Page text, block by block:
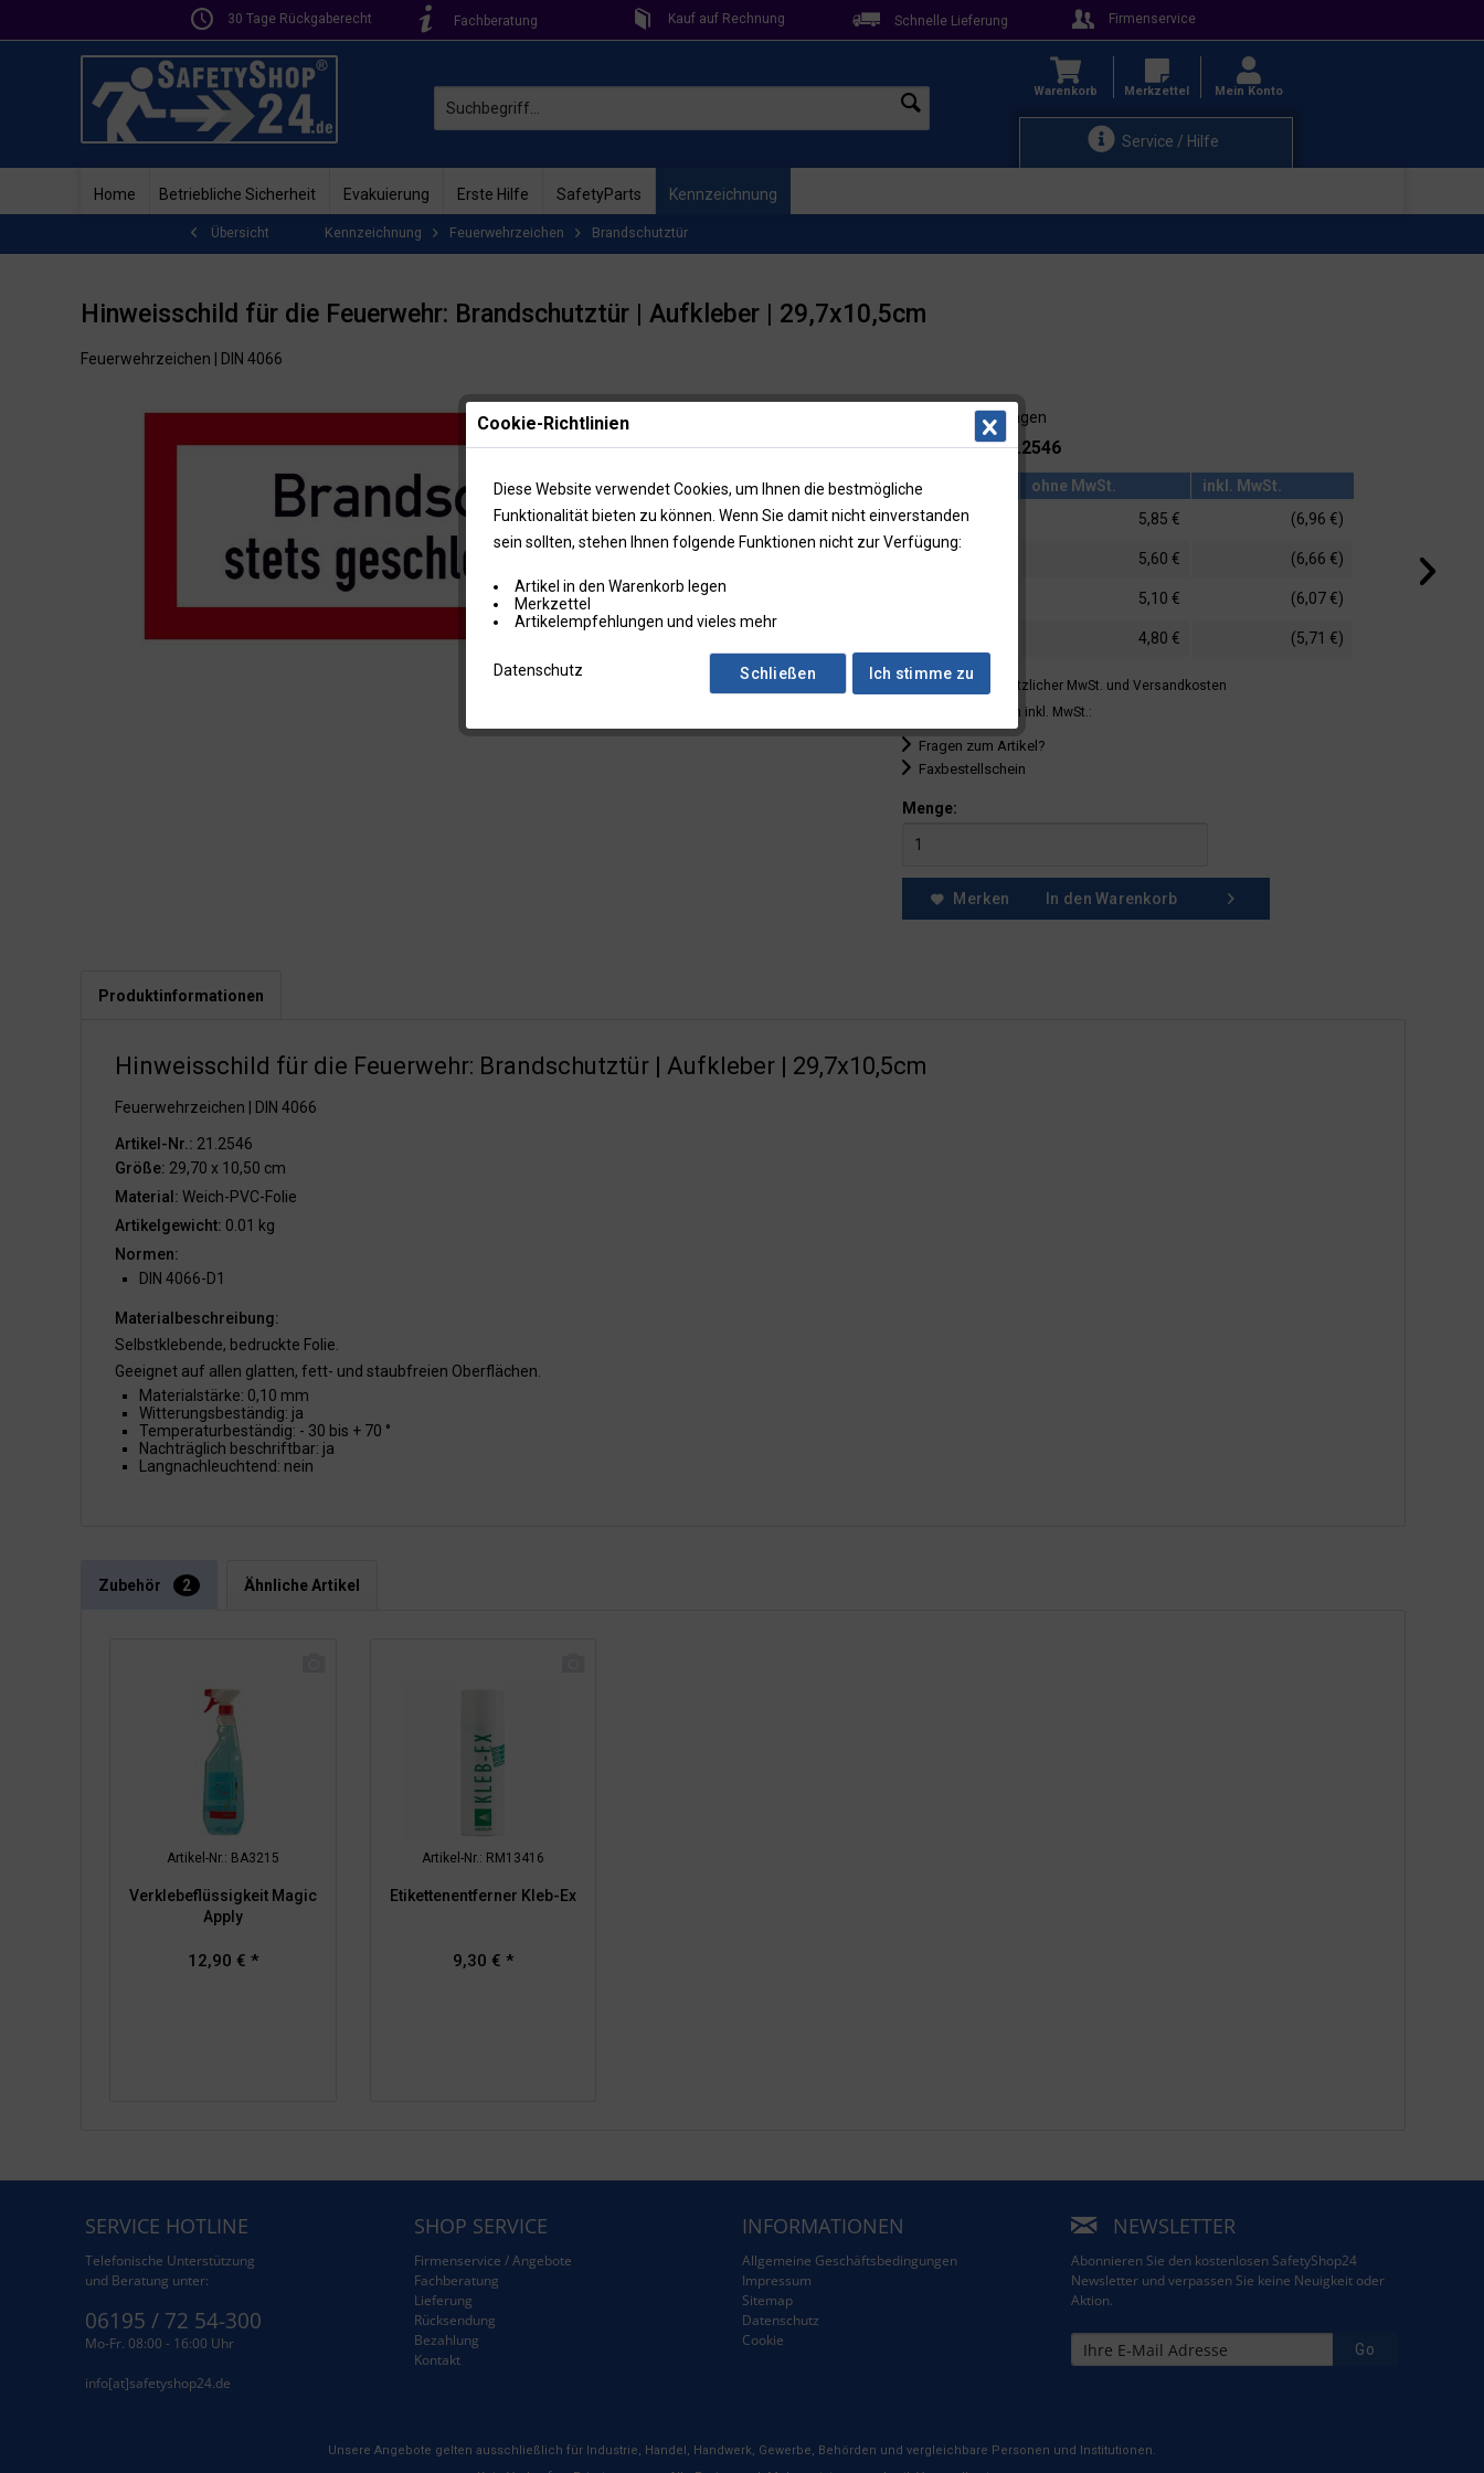
30 Tage Rückgaberecht Fachberatung Kauf auf Rechnung Schnelle Lieferung Firmenservice
Service / Hilfe
Warenkorb Merkzettel Mein Konto
Home Betriebliche Sicherheit Evakuierung Erste Hilfe SafetyParts Kennzeichnung
Übersicht Kennzeichnung Feuerwehrzeichen Brandschutztür
Hinweisschild für die Feuerwehr: Brandschutztür | Aufkleber | 29,7x10,5cm
Feuerwehrzeichen | DIN 4066
Lieferzeit: 3-4 Tagen
Artikel-Nr.: 21.2546
Menge ohne MwSt.
inkl. MwSt.
bis9 5,85 € (6,96 €)
5,60 € (6,66 €)
5,10 € (6,07 €)
4,80 € (5,71 €)
* Preise zzgl. gesetzlicher MwSt. und Versandkosten
Preise in Klammern inkl. MwSt.:
Fragen zum Artikel?
Faxbestellschein
Menge:
Merken In den Warenkorb
Produktinformationen
Hinweisschild für die Feuerwehr: Brandschutztür | Aufkleber | 29,7x10,5cm
Feuerwehrzeichen | DIN 4066
Artikel-Nr.: 21.2546
Größe: 29,70 x 10,50 cm
Material: Weich-PVC-Folie
Artikelgewicht: 0.01 kg
Normen:
DIN 4066-D1
Materialbeschreibung:
Selbstklebende, bedruckte Folie.
Geeignet auf allen glatten, fett- und staubfreien Oberflächen.
Materialstärke: 0,10 mm
Witterungsbeständig: ja
Temperaturbeständig: - 30 bis + 70 °
Nachträglich beschriftbar: ja
Langnachleuchtend: nein
Zubehör 2 Ähnliche Artikel
Artikel-Nr.: BA3215
Verklebeflüssigkeit Magic
Apply
12,90 € *
Artikel-Nr.: RM13416
Etikettenentferner Kleb-Ex
9,30 € *
SERVICE HOTLINE
Telefonische Unterstützung
und Beratung unter:
06195 / 72 54-300
Mo-Fr. 08:00 - 16:00 Uhr
info[at]safetyshop24.de
SHOP SERVICE
Firmenservice / Angebote
Fachberatung
Lieferung
Rücksendung
Bezahlung
Kontakt
INFORMATIONEN
Allgemeine Geschäftsbedingungen
Impressum
Sitemap
Datenschutz
Cookie
NEWSLETTER
Abonnieren Sie den kostenlosen SafetyShop24
Newsletter und verpassen Sie keine Neuigkeit oder
Aktion.
Go
Unsere Angebote gelten ausschließlich für Industrie, Handel, Handwerk, Gewerbe, Behörden und vergleichbare Personen und Institutionen.
Cookie-Richtlinien
Diese Website verwendet Cookies, um Ihnen die bestmögliche
Funktionalität bieten zu können. Wenn Sie damit nicht einverstanden
sein sollten, stehen Ihnen folgende Funktionen nicht zur Verfügung:
Artikel in den Warenkorb legen
Merkzettel
Artikelempfehlungen und vieles mehr
Datenschutz Ich stimme zu
Schließen